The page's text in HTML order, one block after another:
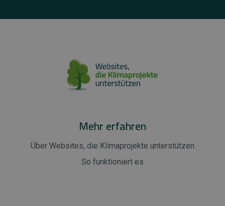
Mehr erfahren
Über Websites, die Klimaprojekte unterstützen
So funktioniert es